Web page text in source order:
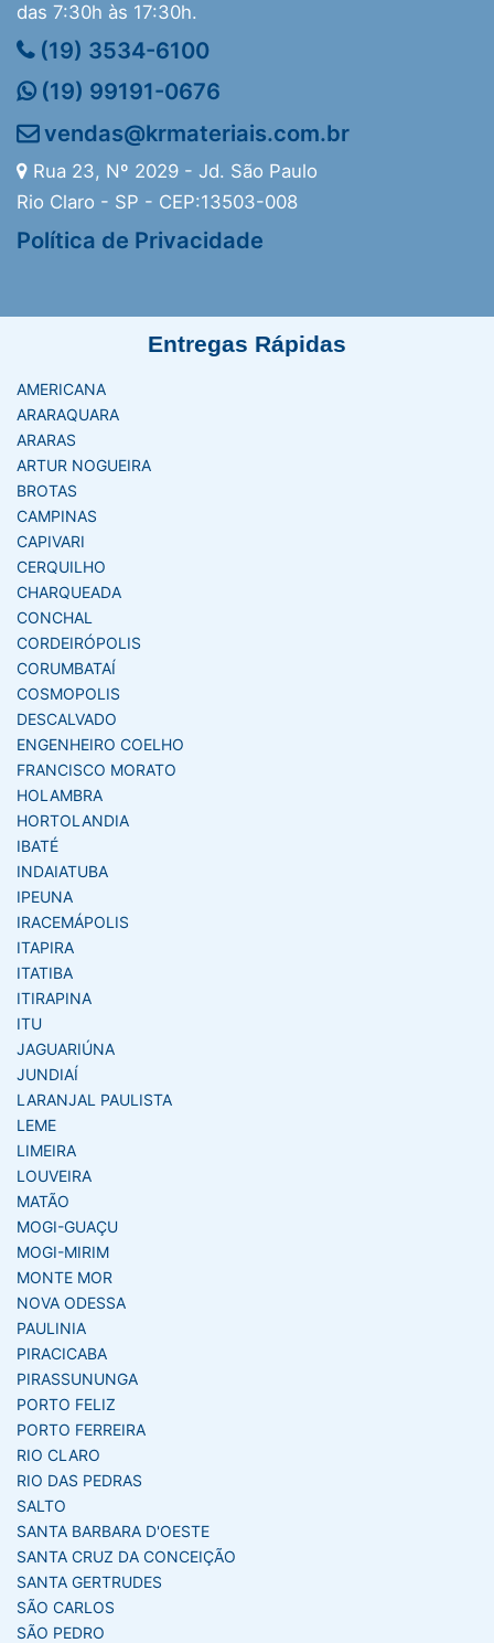
das 7:30h às 17:30h.
(19) 3534-6100
(19) 99191-0676
vendas@krmateriais.com.br
Rua 23, Nº 2029 - Jd. São Paulo
Rio Claro - SP - CEP:13503-008
Política de Privacidade
Entregas Rápidas
AMERICANA
ARARAQUARA
ARARAS
ARTUR NOGUEIRA
BROTAS
CAMPINAS
CAPIVARI
CERQUILHO
CHARQUEADA
CONCHAL
CORDEIRÓPOLIS
CORUMBATAÍ
COSMOPOLIS
DESCALVADO
ENGENHEIRO COELHO
FRANCISCO MORATO
HOLAMBRA
HORTOLANDIA
IBATÉ
INDAIATUBA
IPEUNA
IRACEMÁPOLIS
ITAPIRA
ITATIBA
ITIRAPINA
ITU
JAGUARIÚNA
JUNDIAÍ
LARANJAL PAULISTA
LEME
LIMEIRA
LOUVEIRA
MATÃO
MOGI-GUAÇU
MOGI-MIRIM
MONTE MOR
NOVA ODESSA
PAULINIA
PIRACICABA
PIRASSUNUNGA
PORTO FELIZ
PORTO FERREIRA
RIO CLARO
RIO DAS PEDRAS
SALTO
SANTA BARBARA D'OESTE
SANTA CRUZ DA CONCEIÇÃO
SANTA GERTRUDES
SÃO CARLOS
SÃO PEDRO